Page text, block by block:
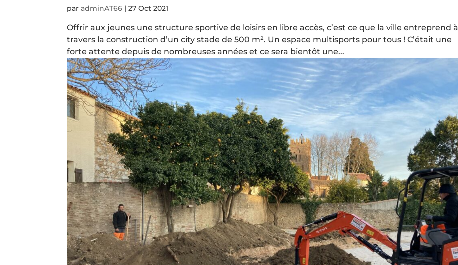
paradminAT66 |27 Oct 2021
Offrir aux jeunes une structure sportive de loisirs en libre accès, c’est ce que la ville entreprend à
travers la construction d’un city stade de 500 m². Un espace multisports pour tous ! C’était une
forte attente depuis de nombreuses années et ce sera bientôt une...